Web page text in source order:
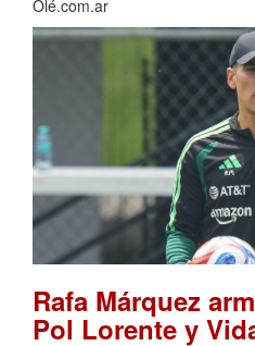
Olé.com.ar
Rafa Márquez
Pol Lorente y